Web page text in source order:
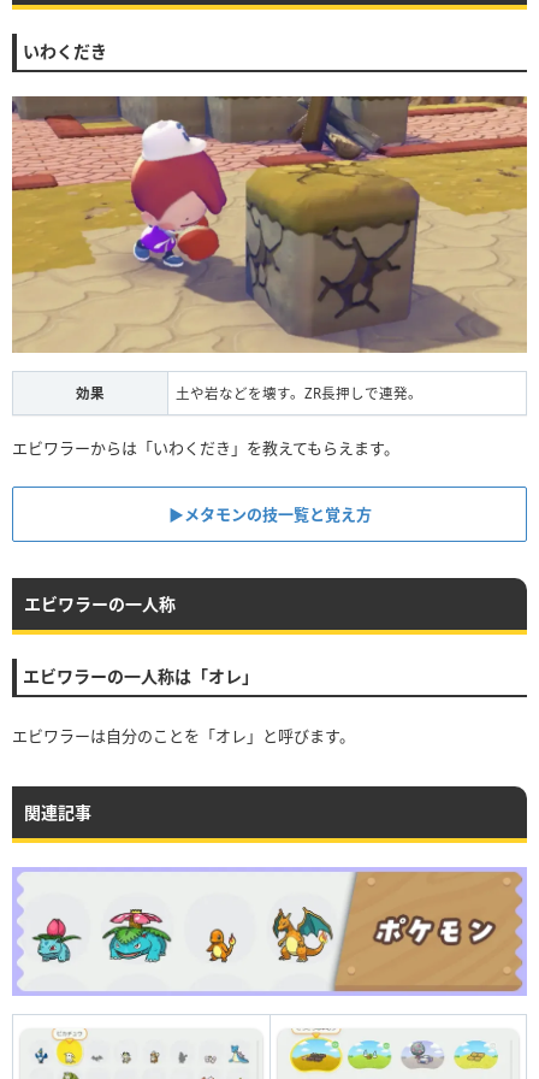
いわくだき
効果 土や岩などを壊す。ZR長押しで連発。
エビワラーからは「いわくだき」を教えてもらえます。
▶︎メタモンの技一覧と覚え方
エビワラーの一人称
エビワラーの一人称は「オレ」
エビワラーは自分のことを「オレ」と呼びます。
関連記事